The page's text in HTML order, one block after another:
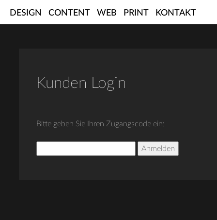
DESIGN CONTENT WEB PRINT KONTAKT
Kunden Login
Bitte geben Sie Ihren Zugangscode ein:
Anmelden